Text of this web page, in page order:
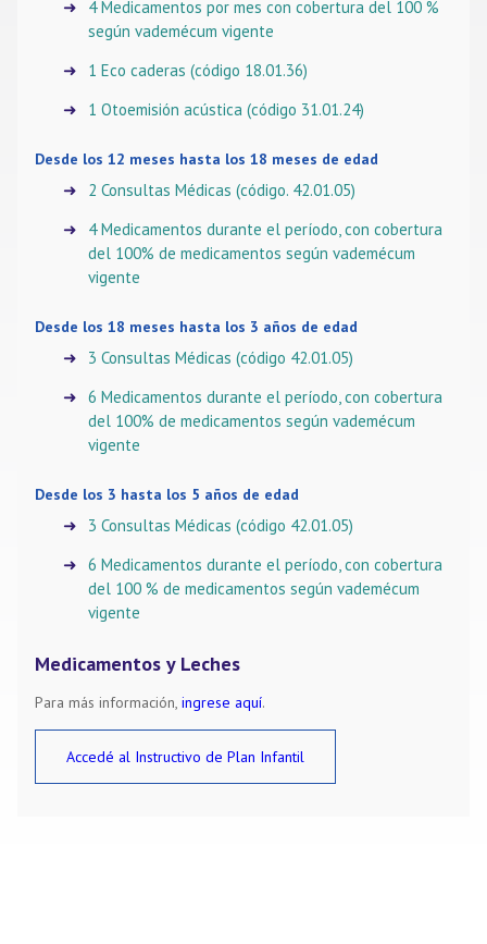
4 Medicamentos por mes con cobertura del 100 %
según vademécum vigente
1 Eco caderas (código 18.01.36)
1 Otoemisión acústica (código 31.01.24)
Desde los 12 meses hasta los 18 meses de edad
2 Consultas Médicas (código. 42.01.05)
4 Medicamentos durante el período, con cobertura
del 100% de medicamentos según vademécum
vigente
Desde los 18 meses hasta los 3 años de edad
3 Consultas Médicas (código 42.01.05)
6 Medicamentos durante el período, con cobertura
del 100% de medicamentos según vademécum
vigente
Desde los 3 hasta los 5 años de edad
3 Consultas Médicas (código 42.01.05)
6 Medicamentos durante el período, con cobertura
del 100 % de medicamentos según vademécum
vigente
Medicamentos y Leches
Para más información, ingrese aquí.
Accedé al Instructivo de Plan Infantil